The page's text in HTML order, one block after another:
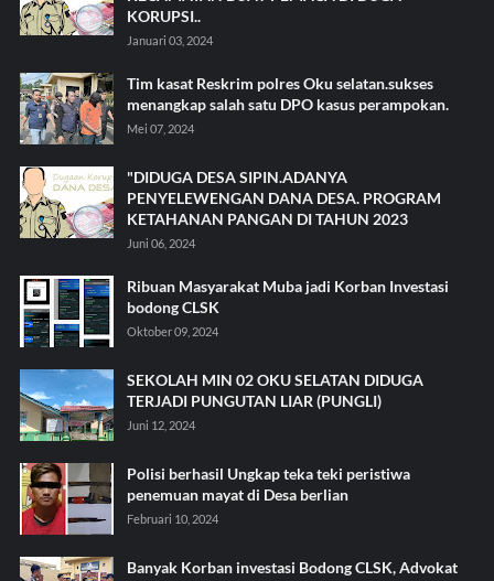
KORUPSI..
Januari 03, 2024
Tim kasat Reskrim polres Oku selatan.sukses
menangkap salah satu DPO kasus perampokan.
Mei 07, 2024
"DIDUGA DESA SIPIN.ADANYA
PENYELEWENGAN DANA DESA. PROGRAM
KETAHANAN PANGAN DI TAHUN 2023
Juni 06, 2024
Ribuan Masyarakat Muba jadi Korban Investasi
bodong CLSK
Oktober 09, 2024
SEKOLAH MIN 02 OKU SELATAN DIDUGA
TERJADI PUNGUTAN LIAR (PUNGLI)
Juni 12, 2024
Polisi berhasil Ungkap teka teki peristiwa
penemuan mayat di Desa berlian
Februari 10, 2024
Banyak Korban investasi Bodong CLSK, Advokat